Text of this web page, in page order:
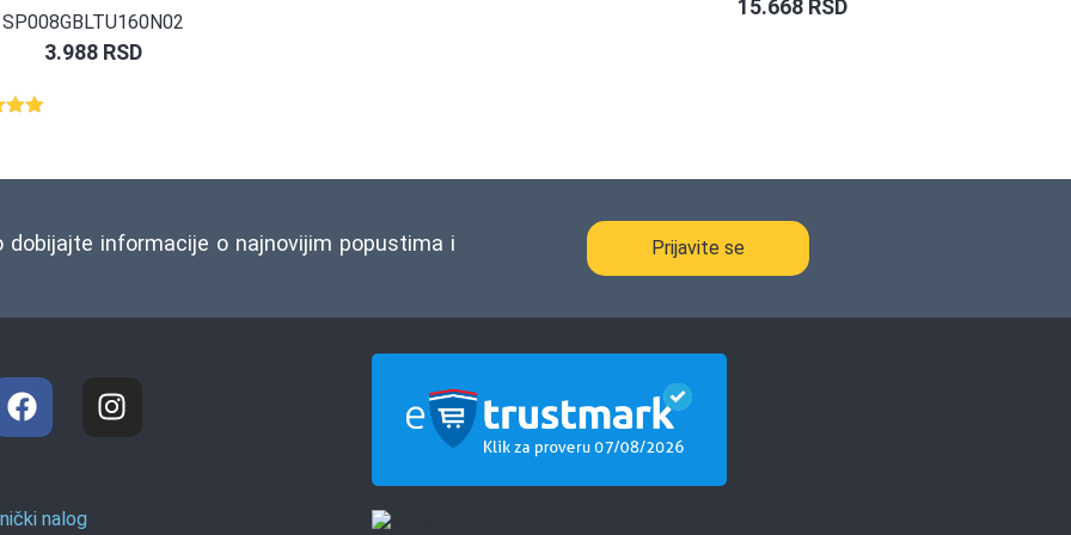
SP008GBLTU160N02
3.988 RSD
15.668 RSD
informacije o najnovijim popustima i
Prijavite se
nalog